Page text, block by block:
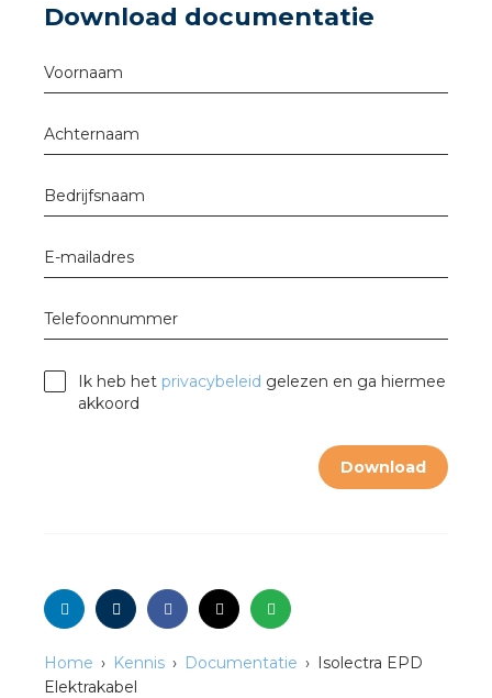
Download documentatie
Voornaam
Achternaam
Bedrijfsnaam
E-mailadres
Telefoonnummer
Ik heb het privacybeleid gelezen en ga hiermee
akkoord
Download
Home Kennis Documentatie
Isolectra EPD
Elektrakabel
installeren in de tuinbouw
stekerbare vlakkabel
RST®